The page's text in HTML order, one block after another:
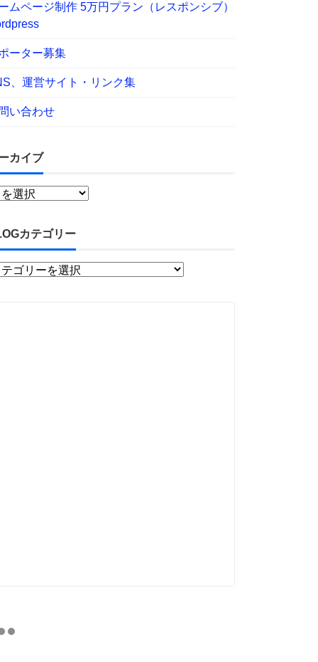
ムページ制作 5万円プラン（レスポンシブ）
ーター募集
、運営サイト・リンク集
い合わせ
カイブ
カテゴリー